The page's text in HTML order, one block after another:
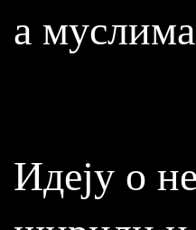
а
Идеју о